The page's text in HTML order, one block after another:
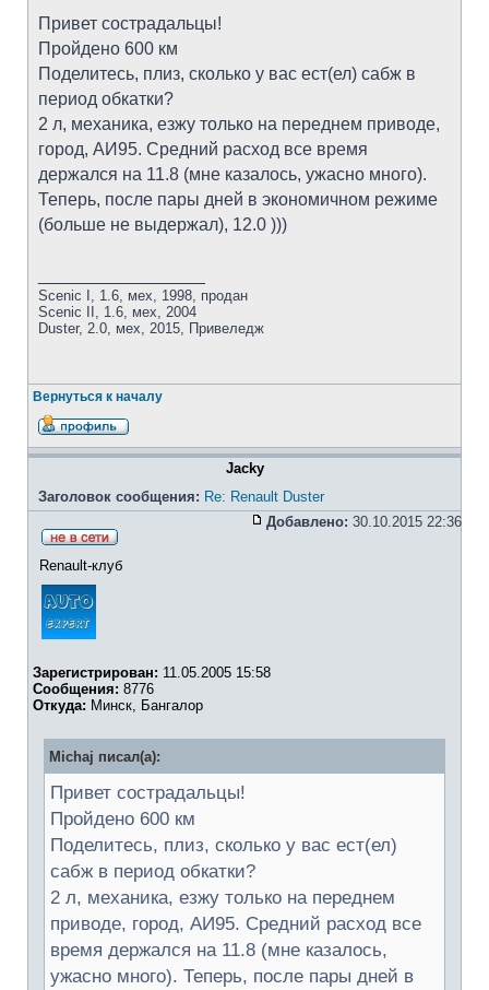
Привет сострадальцы!
Пройдено 600 км
Поделитесь, плиз, сколько у вас ест(ел) сабж в
период обкатки?
2 л, механика, езжу только на переднем приводе,
город, АИ95. Средний расход все время
держался на 11.8 (мне казалось, ужасно много).
Теперь, после пары дней в экономичном режиме
(больше не выдержал), 12.0 )))
Scenic I, 1.6, мех, 1998, продан
Scenic II, 1.6, мех, 2004
Duster, 2.0, мех, 2015, Привеледж
Вернуться к началу
Jacky
Заголовок сообщения: Re: Renault Duster
Добавлено: 30.10.2015 22:36
Renault-клуб
Зарегистрирован: 11.05.2005 15:58
Сообщения: 8776
Откуда: Минск, Бангалор
Michaj писал(а):
Привет сострадальцы!
Пройдено 600 км
Поделитесь, плиз, сколько у вас ест(ел)
сабж в период обкатки?
2 л, механика, езжу только на переднем
приводе, город, АИ95. Средний расход все
время держался на 11.8 (мне казалось,
ужасно много). Теперь, после пары дней в